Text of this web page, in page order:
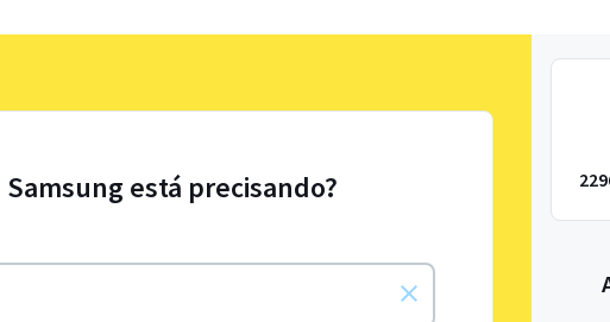
está precisando?